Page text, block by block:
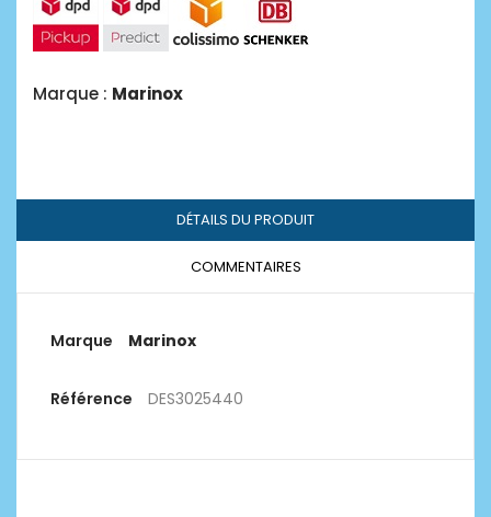
Marque : Marinox
DÉTAILS DU PRODUIT
COMMENTAIRES
Marque Marinox
Référence DES3025440